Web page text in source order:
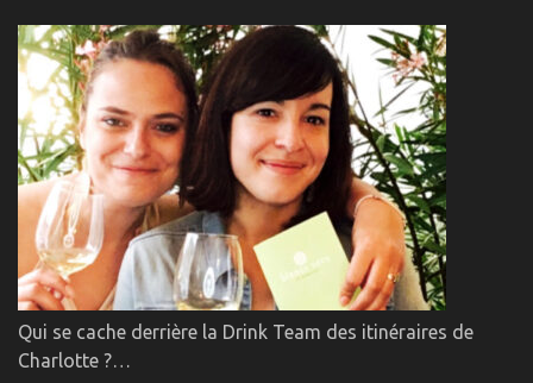
Qui se cache derrière la Drink Team des itinéraires de
Charlotte ?…